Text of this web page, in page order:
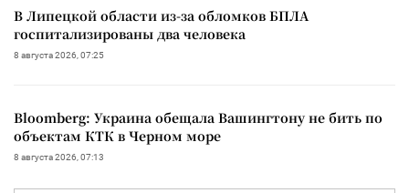
В Липецкой области из-за обломков БПЛА
госпитализированы два человека
8 августа 2026, 07:25
Bloomberg: Украина обещала Вашингтону не бить по
объектам КТК в Черном море
8 августа 2026, 07:13